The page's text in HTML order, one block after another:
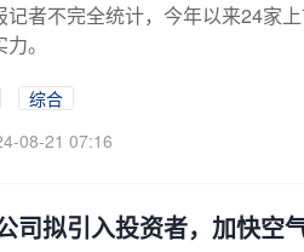
记者不完全统计，今年以来24家
。
综合
08-21 07:16
司拟引入投资者，加快空